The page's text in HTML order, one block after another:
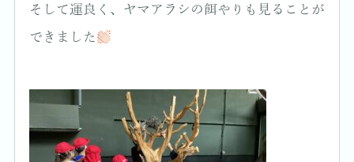
そして運良く、ヤマアラシの餌やりも見ることが
できました